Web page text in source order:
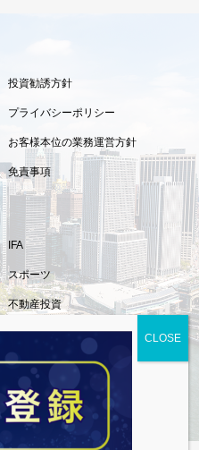
投資勧誘方針
プライバシーポリシー
お客様本位の業務運営方針
免責事項
IFA
スポーツ
不動産投資
相続・事業承継
経済情報